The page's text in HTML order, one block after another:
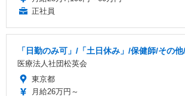
正社員
「日勤のみ可」/「土日休み」/保健師/その
医療法人社団松英会
東京都
月給26万円～